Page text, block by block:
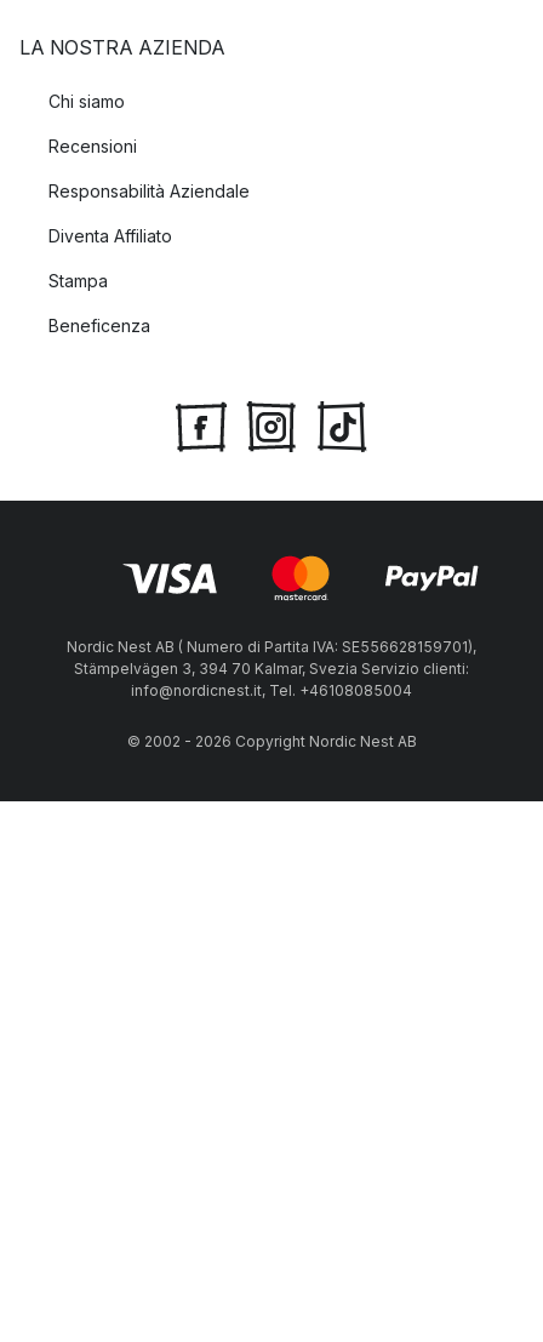
LA NOSTRA AZIENDA
Chi siamo
Recensioni
Responsabilità Aziendale
Diventa Affiliato
Stampa
Beneficenza
Nordic Nest AB ( Numero di Partita IVA: SE556628159701),
Stämpelvägen 3, 394 70 Kalmar, Svezia Servizio clienti:
info@nordicnest.it, Tel. +46108085004
© 2002 - 2026 Copyright Nordic Nest AB